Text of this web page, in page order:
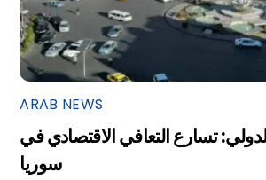
ARAB NEWS
تسارع التعافي الاقتصادي في
سوريا